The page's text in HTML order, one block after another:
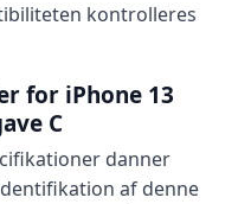
kontrolleres
for iPhone 13
C
danner
af denne